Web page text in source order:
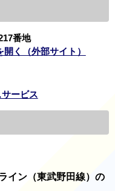
番地
く（外部サイト）
ービス
イン（東武野田線）の